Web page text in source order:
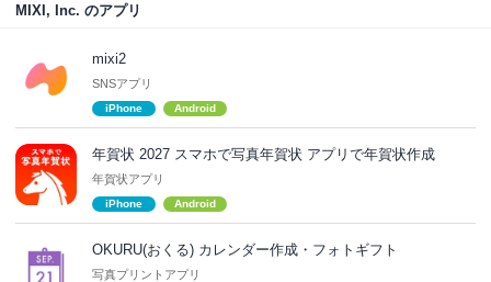
MIXI, Inc. のアプリ
mixi2
SNSアプリ
iPhone Android
年賀状 2027 スマホで写真年賀状 アプリで年賀状作成
年賀状アプリ
iPhone Android
OKURU(おくる) カレンダー作成・フォトギフト
写真プリントアプリ